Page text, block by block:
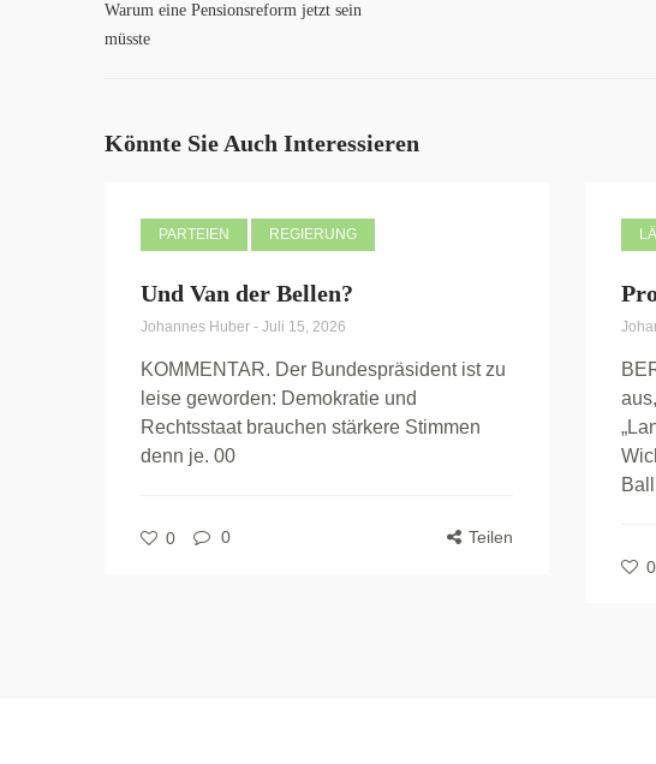
Warum eine Pensionsreform jetzt sein
müsste
Könnte Sie Auch Interessieren
PARTEIEN REGIERUNG
Und Van der Bellen?
Johannes Huber - Juli 15, 2026
KOMMENTAR. Der Bundespräsident ist zu
leise geworden: Demokratie und
Rechtsstaat brauchen stärkere Stimmen
denn je. 00
0 0 Teilen
0